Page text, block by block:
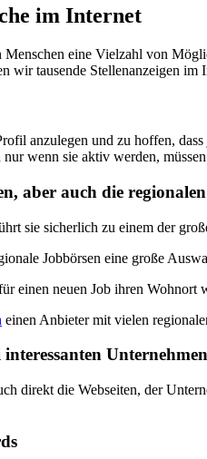
im Internet
eine Vielzahl von
wir tausende Stellenanzeigen
anzulegen und zu hoffen,
wenn sie aktiv werden,
aber auch die
sie sicherlich zu einem der
Jobbörsen eine große
einen neuen Job ihren
einen Anbieter mit vielen
Unternehmen
direkt die Webseiten, der